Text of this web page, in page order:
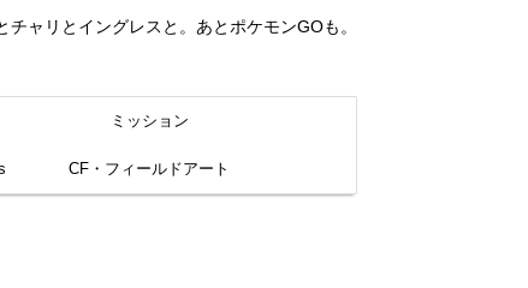
ャリとイングレスと。あとポケモンGOも。
ミッション
CF・フィールドアート